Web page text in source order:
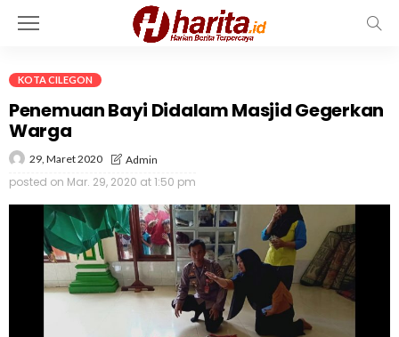
KOTA CILEGON
Penemuan Bayi Didalam Masjid Gegerkan
Warga
29, Maret 2020 Admin
posted on Mar. 29, 2020 at 1:50 pm